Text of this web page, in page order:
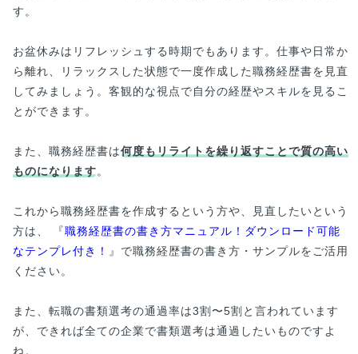
す。
お盆休みはリフレッシュする時期でもあります。仕事や日常か
ら離れ、リラックスした状態で一度作成した職務経歴書を見直
してみましょう。客観的な視点で自分の経歴やスキルを見るこ
とができます。
また、職務経歴書は何度もリライトを繰り返すことで質の高い
ものになります。
これから職務経歴書を作成するという方や、見直したいという
方は、 『職務経歴書の書き方マニュアル！ダウンロード可能
なテンプレ付き！
』で職務経歴書の書き方・サンプルをご活用
ください。
また、転職の書類選考の通過率は3割〜5割と言われています
が、できれば全ての企業で書類選考は通過したいものですよ
ね。